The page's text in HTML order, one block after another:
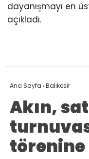
dayanışmayı en
açıkladı.
Ana Sayfa ›Balıkesir
Akın,
törenine